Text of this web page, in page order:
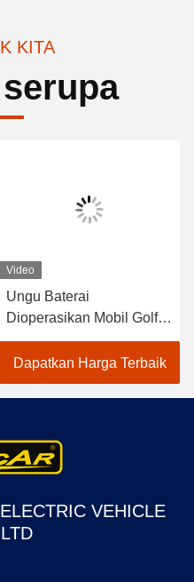
KITA
Video
Ungu Baterai
Dioperasikan Mobil Golf
Listrik 48V Mini Club Car
4 Seater
Dapatkan Harga Terbaik
VEHICLE